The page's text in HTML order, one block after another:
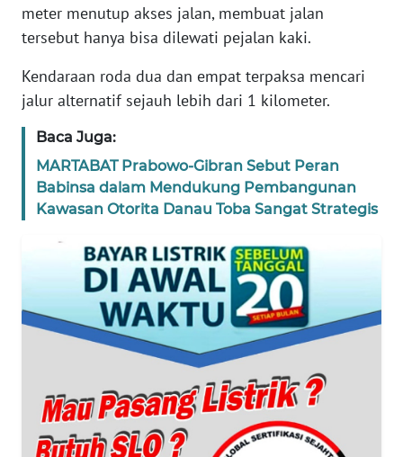
meter menutup akses jalan, membuat jalan
tersebut hanya bisa dilewati pejalan kaki.
Kendaraan roda dua dan empat terpaksa mencari
jalur alternatif sejauh lebih dari 1 kilometer.
Baca Juga:
MARTABAT Prabowo-Gibran Sebut Peran
Babinsa dalam Mendukung Pembangunan
Kawasan Otorita Danau Toba Sangat Strategis
News
WN
SUMUT
WN
JAKARTA
WN
BANTEN
NTT
WN